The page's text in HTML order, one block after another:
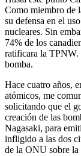
Como miembro de
su defensa en el
nucleares. Sin
74% de los
ratificara la TPNW.
bomba.
Hace cuatro años,
atómicos, me
solicitando que el
creación de las
Nagasaki, para
infligido a las dos
de la ONU sobre la